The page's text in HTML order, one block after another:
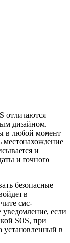
отличаются
дизайном.
в любой момент
местонахождение
и
и точного
безопасные
в
смс-
если
SOS, при
установленный в